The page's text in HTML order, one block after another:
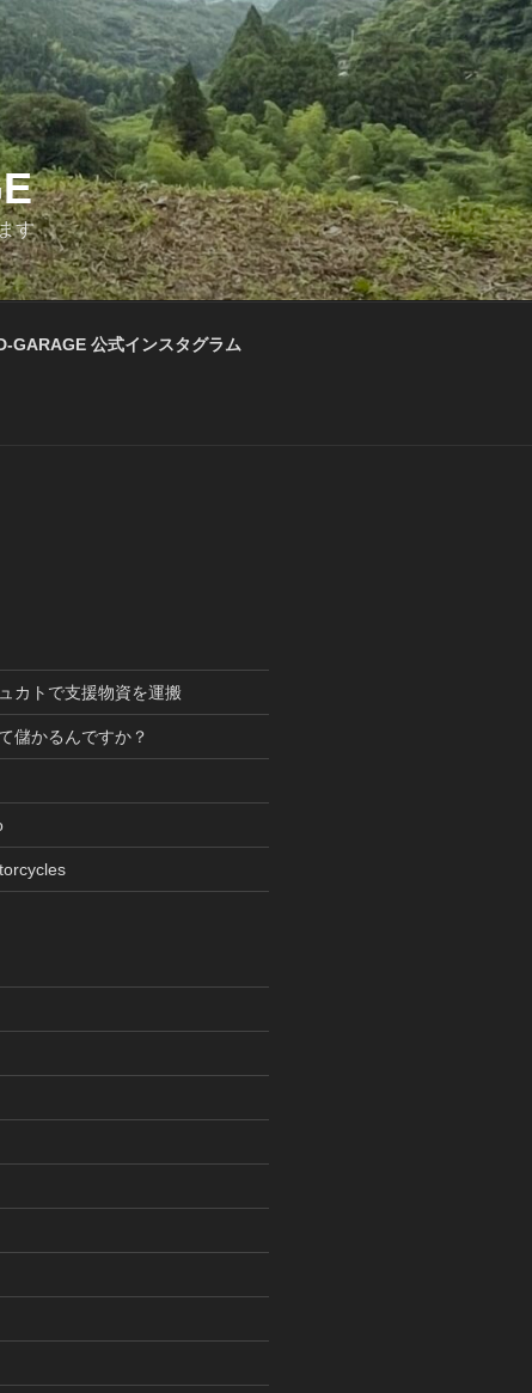
す
GARAGE 公式インスタグラム
カトで支援物資を運搬
儲かるんですか？